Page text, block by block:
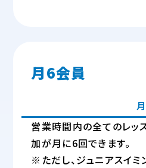
月6会員
営業時間内の全てのレッ
加が月に6回できます。
※ただし、ジュニアスイ